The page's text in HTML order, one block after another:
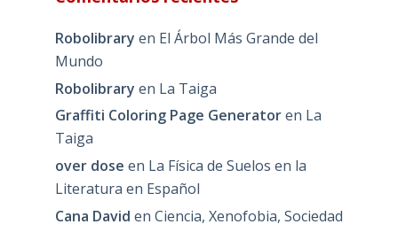
Robolibrary en El Árbol Más Grande del
Mundo
Robolibrary en La Taiga
Graffiti Coloring Page Generatoren La
Taiga
over dose en La Física de Suelos en la
Literatura en Español
Cana David en Ciencia, Xenofobia, Sociedad